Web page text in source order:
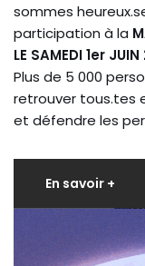
sommes
participation à la
LE SAMEDI 1er
Plus de 5 000
retrouver tous.tes
et défendre les
En savoir +